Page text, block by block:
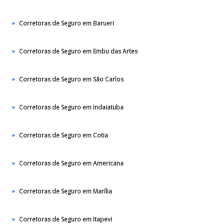
Corretoras de Seguro em Barueri
Corretoras de Seguro em Embu das Artes
Corretoras de Seguro em São Carlos
Corretoras de Seguro em Indaiatuba
Corretoras de Seguro em Cotia
Corretoras de Seguro em Americana
Corretoras de Seguro em Marília
Corretoras de Seguro em Itapevi